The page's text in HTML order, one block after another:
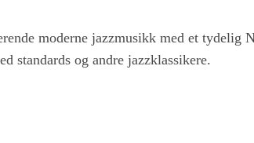
moderne jazzmusikk med et tydelig
standards og andre jazzklassikere.